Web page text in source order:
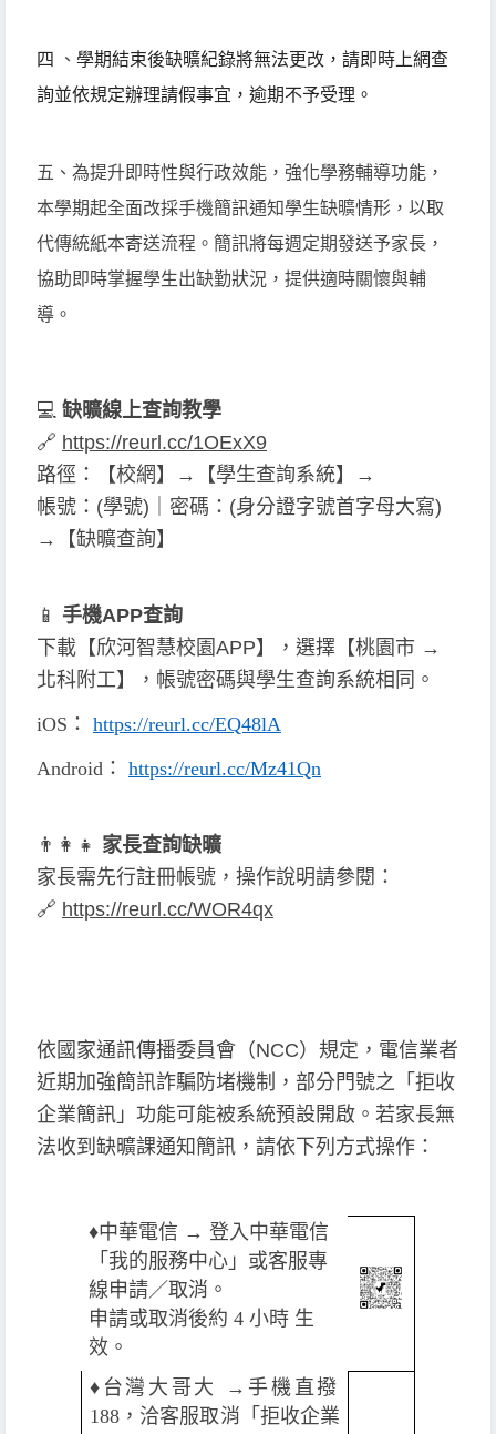
四 、 學期結束後缺曠紀錄將無法更改， 請即時上網查
詢並依規定辦理請假事宜，逾期不予受理。
五、為提升即時性與行政效能，強化學務輔導功能，
本學期起全面改採手機簡訊通知學生缺曠情形，以取
代傳統紙本寄送流程。簡訊將每週定期發送予家長，
協助即時掌握學生出缺勤狀況，提供適時關懷與輔
導。
💻 缺曠線上查詢教學
🔗 https://reurl.cc/1OExX9
路徑：【校網】→【學生查詢系統】→
帳號：(學號)｜密碼：(身分證字號首字母大寫)
→【缺曠查詢】
📱 手機APP查詢
下載【欣河智慧校園APP】，選擇【桃園市 →
北科附工】，帳號密碼與學生查詢系統相同。
iOS ： https://reurl.cc/EQ48lA
Android ： https://reurl.cc/Mz41Qn
👨 👩 👧 家長查詢缺曠
家長需先行註冊帳號，操作說明請參閱：
🔗 https://reurl.cc/WOR4qx
依國家通訊傳播委員會（NCC）規定，電信業者
近期加強簡訊詐騙防堵機制，部分門號之「拒收
企業簡訊」功能可能被系統預設開啟。若家長無
法收到缺曠課通知簡訊，請依下列方式操作：
♦️中華電信 → 登入中華電信
「我的服務中心」或客服專
線申請／取消。
申請或取消後約 4 小時 生
效。
♦️ 台灣大哥大 →手機直撥
188，洽客服取消「拒收企業